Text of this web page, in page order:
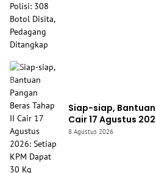
Siap-siap,
Cair 17 Agustus
Kg
8 Agustus 2026